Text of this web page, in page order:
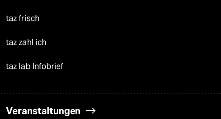
taz frisch
taz zahl ich
taz lab Infobrief
Veranstaltungen